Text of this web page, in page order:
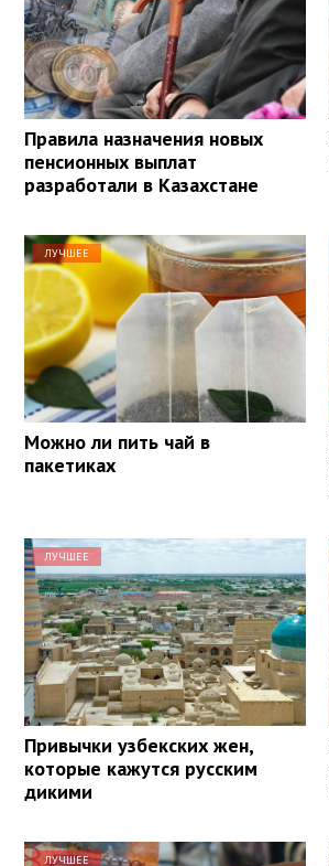
Правила назначения новых
пенсионных выплат
разработали в Казахстане
ЛУЧШЕЕ
Можно ли пить чай в
пакетиках
ЛУЧШЕЕ
Привычки узбекских жен,
которые кажутся русским
дикими
ЛУЧШЕЕ